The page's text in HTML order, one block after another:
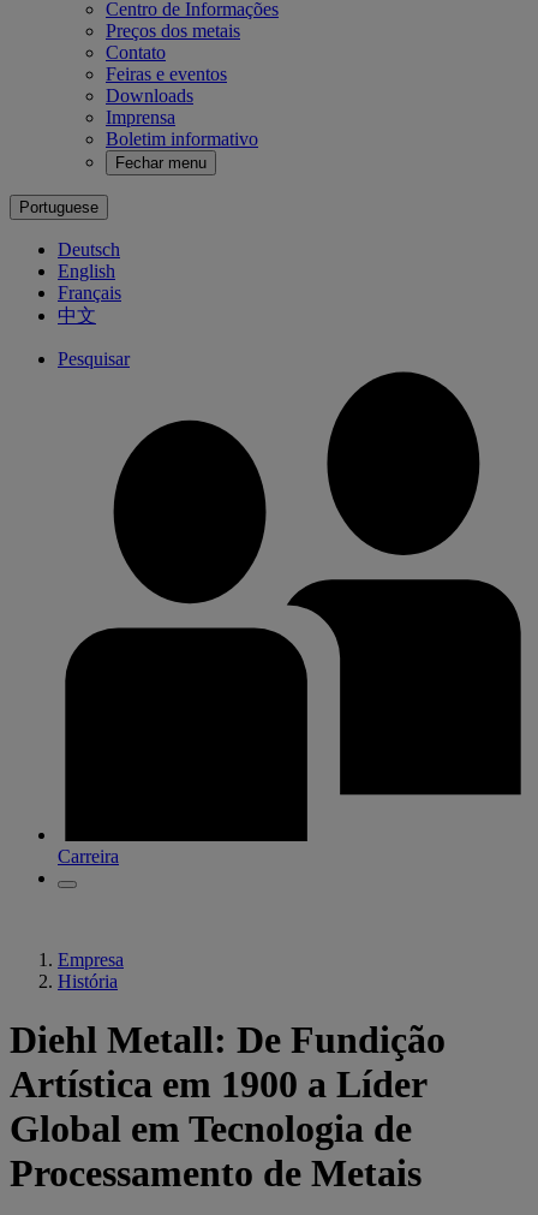
Centro de Informações
Preços dos metais
Contato
Feiras e eventos
Downloads
Imprensa
Boletim informativo
Fechar menu
Portuguese
Deutsch
English
Français
中文
Pesquisar
Carreira
Empresa
História
Diehl Metall: De Fundição
Artística em 1900 a Líder
Global em Tecnologia de
Processamento de Metais